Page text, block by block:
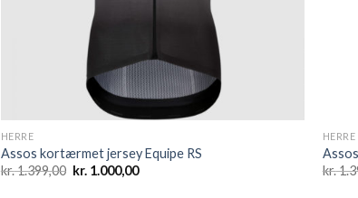
HERRE
Assos kortærmet jersey Equipe RS
kr.1.399,00 Den
oprindelige
kr. 1.000,00Den
HERRE
kr.